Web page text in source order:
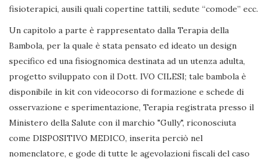
fisioterapici, ausili quali copertine tattili, sedute “comode” ecc.
Un capitolo a parte è rappresentato dalla Terapia della
Bambola, per la quale è stata pensato ed ideato un design
specifico ed una fisiognomica destinata ad un utenza adulta,
progetto sviluppato con il Dott. IVO CILESI; tale bambola è
disponibile in kit con videocorso di formazione e schede di
osservazione e sperimentazione, Terapia registrata presso il
Ministero della Salute con il marchio "Gully", riconosciuta
come DISPOSITIVO MEDICO, inserita perciò nel
nomenclatore, e gode di tutte le agevolazioni fiscali del caso